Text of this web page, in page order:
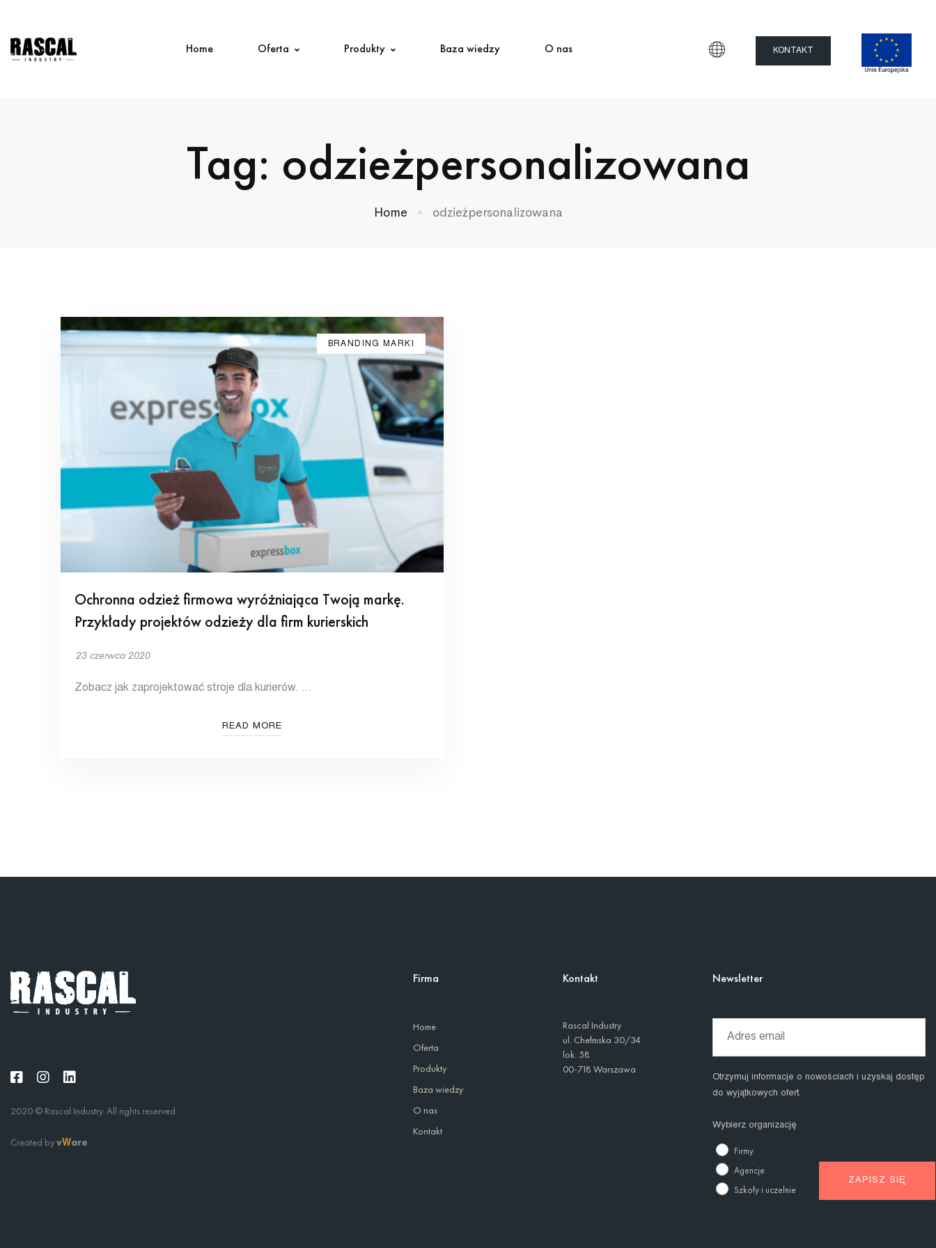
Home Oferta Produkty Baza wiedzy O nas KONTAKT
Tag: odzieżpersonalizowana
Home odzieżpersonalizowana
BRANDING MARKI
Ochronna odzież firmowa wyróżniająca Twoją markę.
Przykłady projektów odzieży dla firm kurierskich
23 czerwca 2020
Zobacz jak zaprojektować stroje dla kurierów. …
READ MORE
2020 © Rascal Industry. All rights reserved.
Created byvWare
Firma
Home
Oferta
Produkty
Baza wiedzy
O nas
Kontakt
Kontakt
Rascal Industry
ul. Chełmska 30/34
lok. 58
00-718 Warszawa
Newsletter
Otrzymuj informacje o nowościach i uzyskaj dostęp
do wyjątkowych ofert.
Wybierz organizację
Firmy
Agencje
Szkoły i uczelnie